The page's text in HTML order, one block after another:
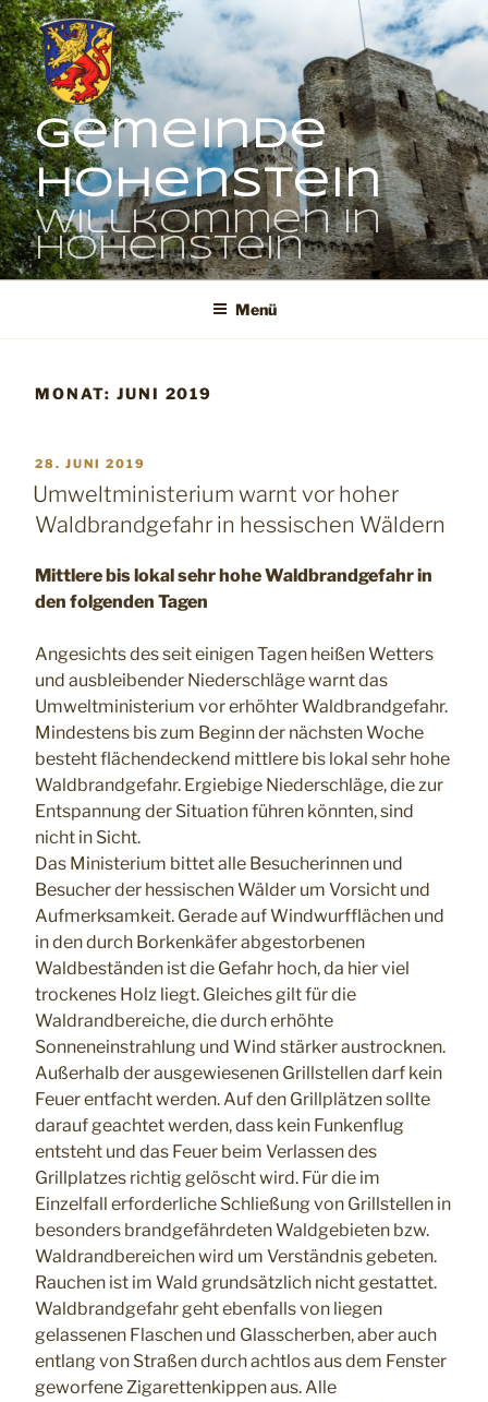
Zum
Inhalt
springen
Gemeinde
Hohenstein
Willkommen in
Hohenstein
Menü
MONAT: JUNI 2019
VERÖFFENTLICHT
AM
28. JUNI 2019
Umweltministerium warnt vor hoher
Waldbrandgefahr in hessischen Wäldern
Mittlere bis lokal sehr hohe Waldbrandgefahr in
den folgenden Tagen
Angesichts des seit einigen Tagen heißen Wetters
und ausbleibender Niederschläge warnt das
Umweltministerium vor erhöhter Waldbrandgefahr.
Mindestens bis zum Beginn der nächsten Woche
besteht flächendeckend mittlere bis lokal sehr hohe
Waldbrandgefahr. Ergiebige Niederschläge, die zur
Entspannung der Situation führen könnten, sind
nicht in Sicht.
Das Ministerium bittet alle Besucherinnen und
Besucher der hessischen Wälder um Vorsicht und
Aufmerksamkeit. Gerade auf Windwurfflächen und
in den durch Borkenkäfer abgestorbenen
Waldbeständen ist die Gefahr hoch, da hier viel
trockenes Holz liegt. Gleiches gilt für die
Waldrandbereiche, die durch erhöhte
Sonneneinstrahlung und Wind stärker austrocknen.
Außerhalb der ausgewiesenen Grillstellen darf kein
Feuer entfacht werden. Auf den Grillplätzen sollte
darauf geachtet werden, dass kein Funkenflug
entsteht und das Feuer beim Verlassen des
Grillplatzes richtig gelöscht wird. Für die im
Einzelfall erforderliche Schließung von Grillstellen in
besonders brandgefährdeten Waldgebieten bzw.
Waldrandbereichen wird um Verständnis gebeten.
Rauchen ist im Wald grundsätzlich nicht gestattet.
Waldbrandgefahr geht ebenfalls von liegen
gelassenen Flaschen und Glasscherben, aber auch
entlang von Straßen durch achtlos aus dem Fenster
geworfene Zigarettenkippen aus. Alle